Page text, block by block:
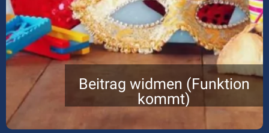
Beitrag widmen (Funktion
kommt)